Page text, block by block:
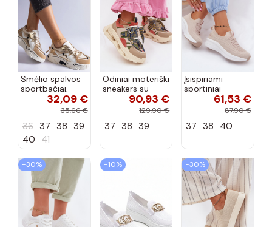
Smėlio spalvos
sportbačiai,
dekoruoti Valdez
cirkonio virvele
32,09 €
35,66 €
36 37 38 39
40 41
Odiniai moteriški
sneakers su
platforma D&A
CR61-3133
90,93 €
129,90 €
37 38 39
Įsispiriami
sportiniai
bateliai Kobbo
102425 smėlio
61,53 €
87,90 €
37 38 40
−30% −10% −30%